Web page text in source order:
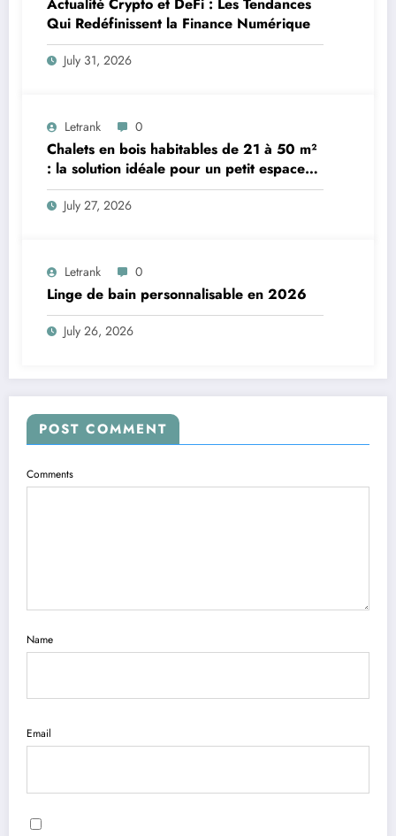
Actualité Crypto et DeFi : Les Tendances
Qui Redéfinissent la Finance Numérique
July 31, 2026
Letrank 0
Chalets en bois habitables de 21 à 50 m²
: la solution idéale pour un petit espace
de vie
July 27, 2026
Letrank 0
Linge de bain personnalisable en 2026
July 26, 2026
POST COMMENT
Comments
Name
Email